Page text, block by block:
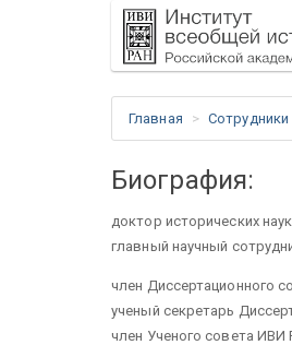
Главная Сотрудники
Биография:
доктор исторических наук
главный научный
член Диссертационного
ученый секретарь
член Ученого совета ИВИ